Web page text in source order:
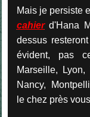
Mais je persiste
cahierd'Hana
dessus
évident, pas
Marseille,
Nancy,
le chez près